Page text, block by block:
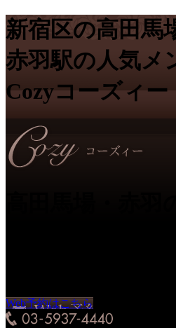
新宿区の高田馬
赤羽駅の人気メ
Cozyコーズィー
Web予約はこちら